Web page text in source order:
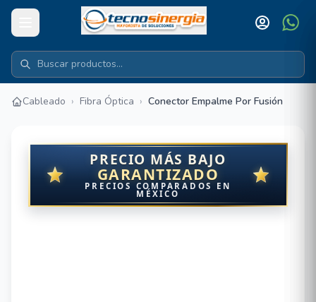
Cableado › Fibra Óptica › Conector Empalme Por Fusión
PRECIO MÁS BAJO
GARANTIZADO
PRECIOS COMPARADOS EN
MÉXICO